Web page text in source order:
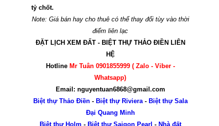
tỷ chốt.
Note: Giá bán hay cho thuê có thể thay đổi tùy vào thời
điểm liên lạc
ĐẶT LỊCH XEM ĐẤT - BIỆT THỰ THẢO ĐIỀN LIÊN
HỆ
Hotline Mr Tuân 0901855999 ( Zalo - Viber -
Whatsapp)
Email: nguyentuan6868@gmail.com
Biệt thự Thảo Điền- Biệt thự Riviera- Biệt thự Sala
Đại Quang Minh
Biệt thự Holm - Biệt thự Saigon Pearl - Nhà đất